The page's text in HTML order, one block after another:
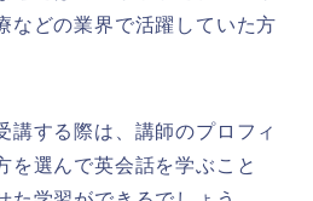
などの業界で活躍していた方
講する際は、講師のプロフィ
を選んで英会話を学ぶこと